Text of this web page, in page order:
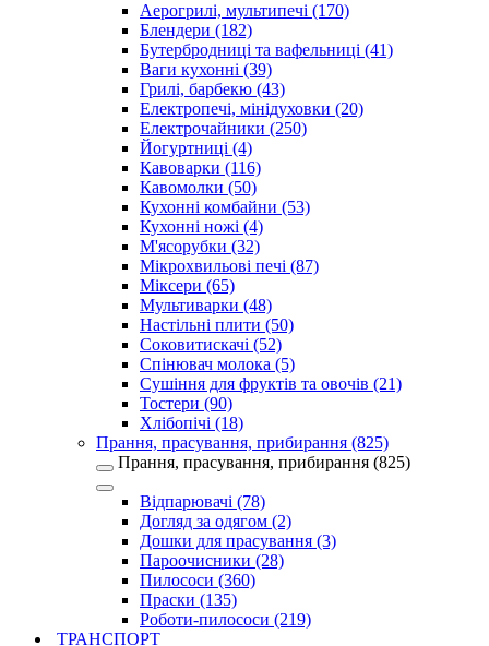
Аерогрилі, мультипечі (170)
Блендери (182)
Бутербродниці та вафельниці (41)
Ваги кухонні (39)
Грилі, барбекю (43)
Електропечі, мінідуховки (20)
Електрочайники (250)
Йогуртниці (4)
Кавоварки (116)
Кавомолки (50)
Кухонні комбайни (53)
Кухонні ножі (4)
М'ясорубки (32)
Мікрохвильові печі (87)
Міксери (65)
Мультиварки (48)
Настільні плити (50)
Соковитискачі (52)
Спінювач молока (5)
Сушіння для фруктів та овочів (21)
Тостери (90)
Хлібопічі (18)
Прання, прасування, прибирання (825)
Прання, прасування, прибирання (825)
Відпарювачі (78)
Догляд за одягом (2)
Дошки для прасування (3)
Пароочисники (28)
Пилососи (360)
Праски (135)
Роботи-пилососи (219)
ТРАНСПОРТ